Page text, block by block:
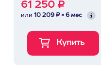
61 250 ₽
или 10 209 ₽ × 6 мес